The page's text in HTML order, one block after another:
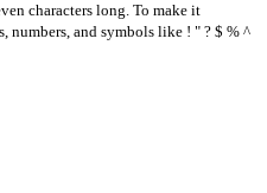
characters long. To make it
numbers, and symbols like ! " ? $ % ^